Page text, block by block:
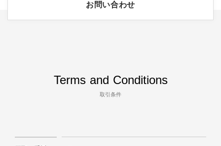
お問い合わせ
Terms and Conditions
取引条件